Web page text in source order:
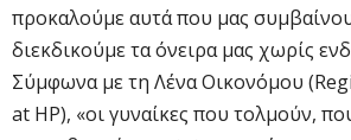
προκαλούμε αυτά που μας
διεκδικούμε τα όνειρα μας χωρίς
Σύμφωνα με τη Λένα Οικονόμου
at HP), «οι γυναίκες που τολμούν,